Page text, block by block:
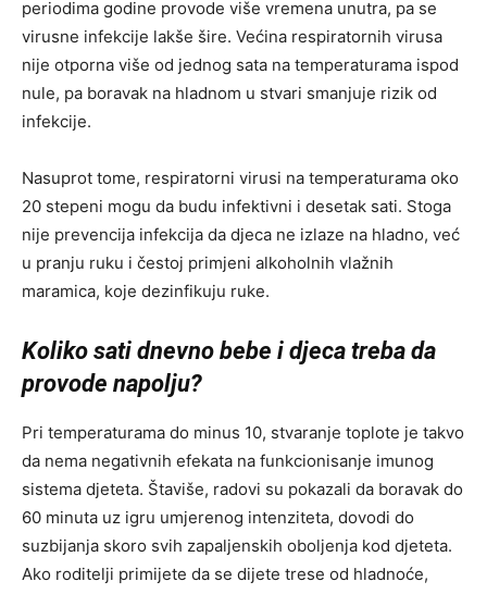
periodima godine provode više vremena unutra, pa se
virusne infekcije lakše šire. Većina respiratornih virusa
nije otporna više od jednog sata na temperaturama ispod
nule, pa boravak na hladnom u stvari smanjuje rizik od
infekcije.
Nasuprot tome, respiratorni virusi na temperaturama oko
20 stepeni mogu da budu infektivni i desetak sati. Stoga
nije prevencija infekcija da djeca ne izlaze na hladno, već
u pranju ruku i čestoj primjeni alkoholnih vlažnih
maramica, koje dezinfikuju ruke.
Koliko sati dnevno bebe i djeca treba da
provode napolju?
Pri temperaturama do minus 10, stvaranje toplote je takvo
da nema negativnih efekata na funkcionisanje imunog
sistema djeteta. Štaviše, radovi su pokazali da boravak do
60 minuta uz igru umjerenog intenziteta, dovodi do
suzbijanja skoro svih zapaljenskih oboljenja kod djeteta.
Ako roditelji primijete da se dijete trese od hladnoće,